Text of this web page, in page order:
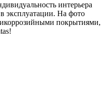
интерьера
эксплуатации. На фото
покрытиями,